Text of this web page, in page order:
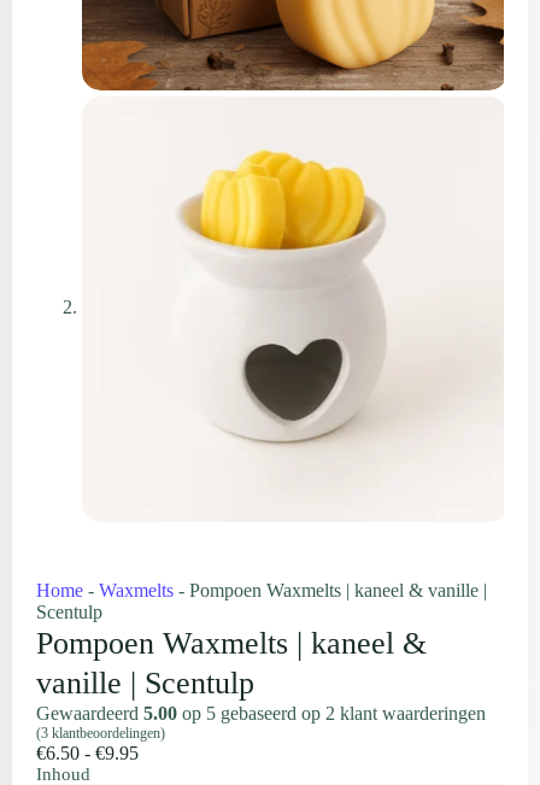
Home - Waxmelts - Pompoen Waxmelts | kaneel & vanille |
Scentulp
Pompoen Waxmelts | kaneel &
vanille | Scentulp
Gewaardeerd 5.00 op 5 gebaseerd op 2 klant waarderingen
(3 klantbeoordelingen)
€6.50 - €9.95Prijsklasse:
Inhoud